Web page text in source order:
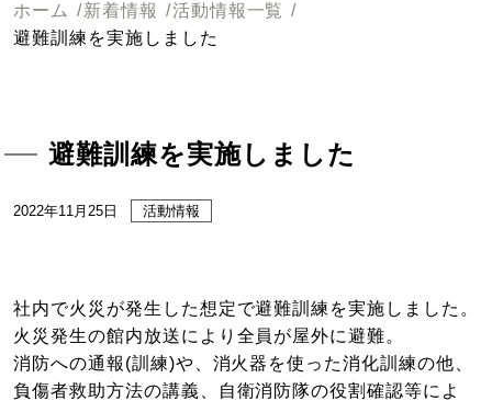
ホーム 新着情報
活動情報一覧
避難訓練を実施しました
避難訓練を実施しました
2022年11月25日 活動情報
社内で火災が発生した想定で避難訓練を実施しました。
火災発生の館内放送により全員が屋外に避難。
消防への通報(訓練)や、消火器を使った消化訓練の他、
負傷者救助方法の講義、自衛消防隊の役割確認等によ